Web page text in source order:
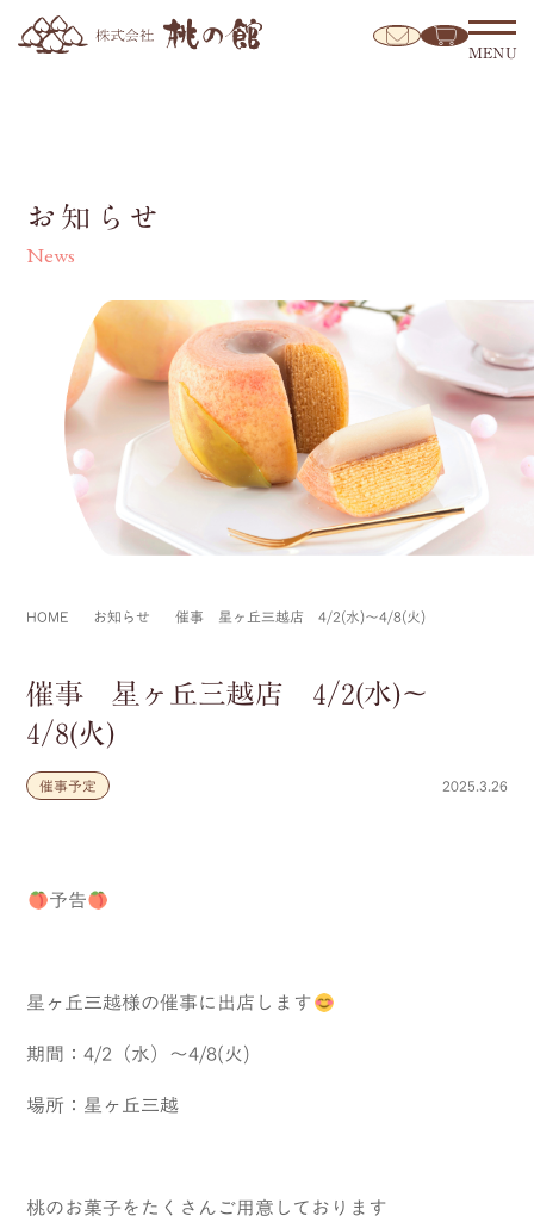
MENU
お知らせ
News
HOME お知らせ 催事 星ヶ丘三越店 4/2(水)～4/8(火)
催事 星ヶ丘三越店 4/2(水)～
4/8(火)
催事予定 2025.3.26
予告
星ヶ丘三越様の催事に出店します
期間：4/2（水）～4/8(火)
場所：星ヶ丘三越
桃のお菓子をたくさんご用意しております